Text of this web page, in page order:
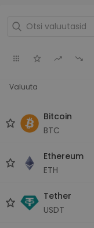
Valuuta
Bitcoin
BTC
Ethereum
ETH
Tether
USDT